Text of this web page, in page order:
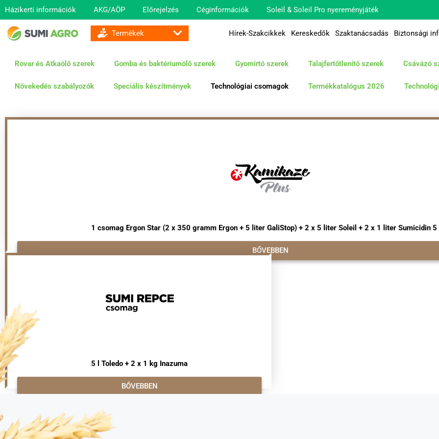
Házikerti információk AKG/AÖP Előrejelzés Céginformációk Soleil & Soleil Pro nyereményjáték
Hírek-Szakcikkek Kereskedők Szaktanácsadás Biztonsági
Rovar és Atkaölő szerek Gomba és baktériumölő szerek Gyomirtó szerek Talajfertőtlenítő szerek Csávázó
Növekedés szabályozók Speciális készítmények Technológiai csomagok Termékkatalógus 2026
1 csomag Ergon Star (2 x 350 gramm Ergon + 5 liter GaliStop) + 2 x 5 liter Soleil + 2 x 1 liter Sumicidin 5
BŐVEBBEN
5 l Toledo + 2 x 1 kg Inazuma
BŐVEBBEN